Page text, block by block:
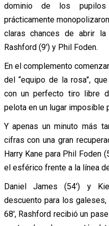
dominio de los pupilos
prácticamente
claras chances de abrir
Rashford (9′) y Phil Foden.
En el complemento
del “equipo de la rosa”,
con un perfecto tiro libre
pelota en un lugar imposible
Y apenas un minuto más
cifras con una gran
Harry Kane para Phil Foden
el esférico frente a la línea
Daniel James (54′) y
descuento para los
68′, Rashford recibió un